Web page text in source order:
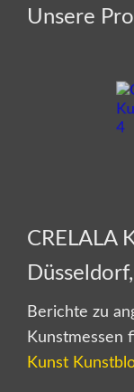
Unsere
CRELALA
Berichte zu
Kunstmessen
Kunst